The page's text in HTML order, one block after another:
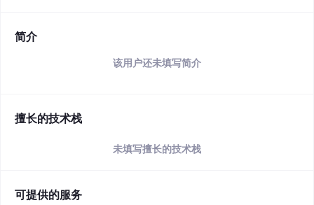
简介
该用户还未填写简介
擅长的技术栈
未填写擅长的技术栈
可提供的服务